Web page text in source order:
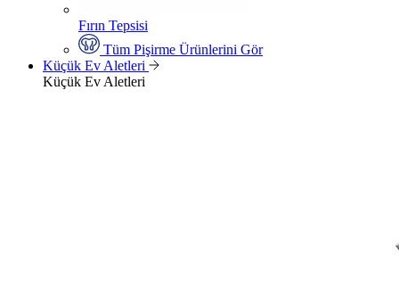
Fırın Tepsisi
Tüm Pişirme Ürünlerini Gör
Küçük Ev Aletleri
Küçük Ev Aletleri